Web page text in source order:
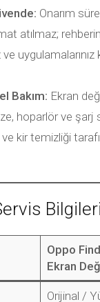
Onarım
atılmaz;
uygulamalarınız
Bakım: Ekran
hoparlör ve şarj
kir temizliği
Bilgileri
Oppo
Ekran
Orijinal /